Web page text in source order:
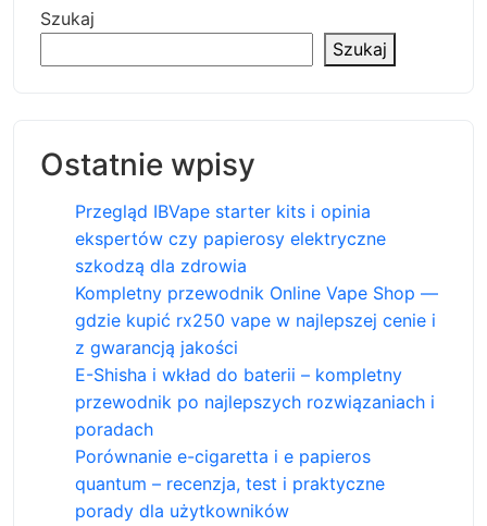
Szukaj
Szukaj
Ostatnie wpisy
Przegląd IBVape starter kits i opinia
ekspertów czy papierosy elektryczne
szkodzą dla zdrowia
Kompletny przewodnik Online Vape Shop —
gdzie kupić rx250 vape w najlepszej cenie i
z gwarancją jakości
E-Shisha i wkład do baterii – kompletny
przewodnik po najlepszych rozwiązaniach i
poradach
Porównanie e-cigaretta i e papieros
quantum – recenzja, test i praktyczne
porady dla użytkowników